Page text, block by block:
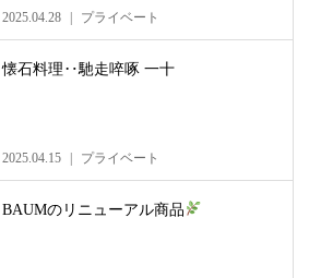
2025.04.28 プライベート
懐石料理‥馳走啐啄 一十
2025.04.15 プライベート
BAUMのリニューアル商品